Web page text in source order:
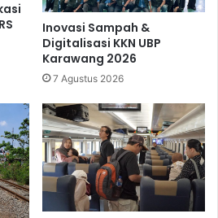
Inovasi Sampah &
Digitalisasi KKN UBP
Karawang 2026
7 Agustus 2026